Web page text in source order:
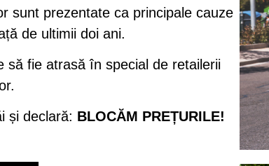
sunt prezentate ca principale cauze
de ultimii doi ani.
să fie atrasă în special de retailerii
și declară: BLOCĂM PREȚURILE!